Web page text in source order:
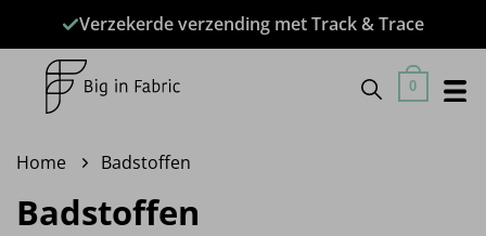
inhoud
Verzekerde verzending met Track & Trace
0
Home Badstoffen
Badstoffen